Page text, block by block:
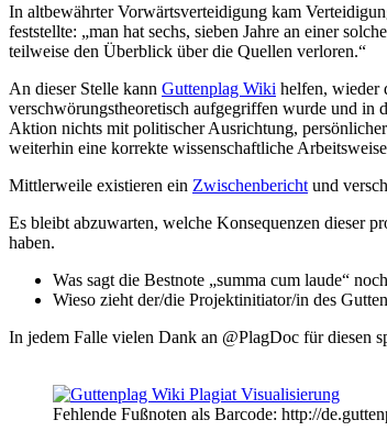
In altbewährter Vorwärtsverteidigung kam
feststellte: „man hat sechs, sieben Jahre an einer
teilweise den Überblick über die Quellen verloren.“
An dieser Stelle kann Guttenplag Wiki helfen, wieder
verschwörungstheoretisch aufgegriffen wurde und in
Aktion nichts mit politischer Ausrichtung,
weiterhin eine korrekte wissenschaftliche
Mittlerweile existieren ein Zwischenbericht und
Es bleibt abzuwarten, welche Konsequenzen dieser
haben.
Was sagt die Bestnote „summa cum laude“
Wieso zieht der/die Projektinitiator/in des
In jedem Falle vielen Dank an @PlagDoc für diesen
Fehlende Fußnoten als Barcode: http://